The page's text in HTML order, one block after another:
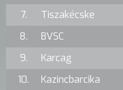
7.
Tiszakécske
8.
BVSC
9.
Karcag
10.
Kazincbarcika